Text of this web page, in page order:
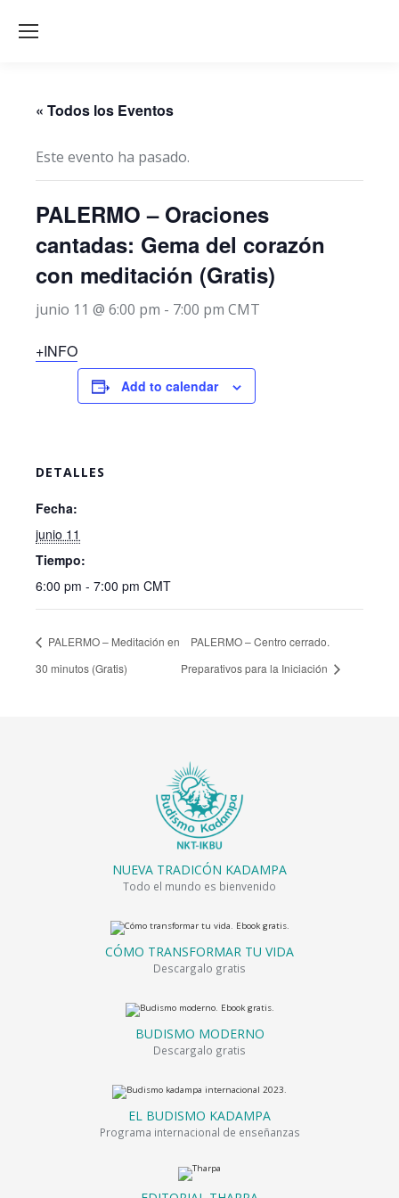
« Todos los Eventos
Este evento ha pasado.
PALERMO – Oraciones
cantadas: Gema del corazón
con meditación (Gratis)
junio 11 @ 6:00 pm - 7:00 pm CMT
+INFO
Add to calendar
DETALLES
Fecha:
junio 11
Tiempo:
6:00 pm - 7:00 pm CMT
PALERMO – Meditación en
30 minutos (Gratis)
PALERMO – Centro cerrado.
Preparativos para la Iniciación
NUEVA TRADICÓN KADAMPA
Todo el mundo es bienvenido
CÓMO TRANSFORMAR TU VIDA
Descargalo gratis
BUDISMO MODERNO
Descargalo gratis
EL BUDISMO KADAMPA
Programa internacional de enseñanzas